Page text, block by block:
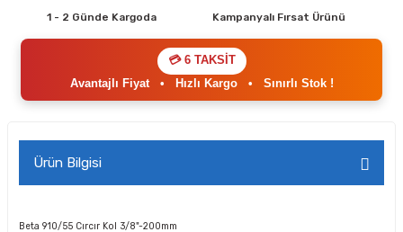
1 - 2 Günde Kargoda Kampanyalı Fırsat Ürünü
💳 6 TAKSİT
Avantajlı Fiyat• Hızlı Kargo• Sınırlı Stok !
Ürün Bilgisi
Beta 910/55 Cırcır Kol 3/8"-200mm